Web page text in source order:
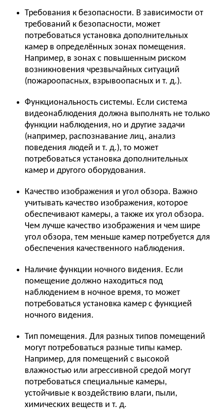
Требования к безопасности. В зависимости от
требований к безопасности, может
потребоваться установка дополнительных
камер в определённых зонах помещения.
Например, в зонах с повышенным риском
возникновения чрезвычайных ситуаций
(пожароопасных, взрывоопасных и т. д.).
Функциональность системы. Если система
видеонаблюдения должна выполнять не только
функции наблюдения, но и другие задачи
(например, распознавание лиц, анализ
поведения людей и т. д.), то может
потребоваться установка дополнительных
камер и другого оборудования.
Качество изображения и угол обзора. Важно
учитывать качество изображения, которое
обеспечивают камеры, а также их угол обзора.
Чем лучше качество изображения и чем шире
угол обзора, тем меньше камер потребуется для
обеспечения качественного наблюдения.
Наличие функции ночного видения. Если
помещение должно находиться под
наблюдением в ночное время, то может
потребоваться установка камер с функцией
ночного видения.
Тип помещения. Для разных типов помещений
могут потребоваться разные типы камер.
Например, для помещений с высокой
влажностью или агрессивной средой могут
потребоваться специальные камеры,
устойчивые к воздействию влаги, пыли,
химических веществ и т. д.